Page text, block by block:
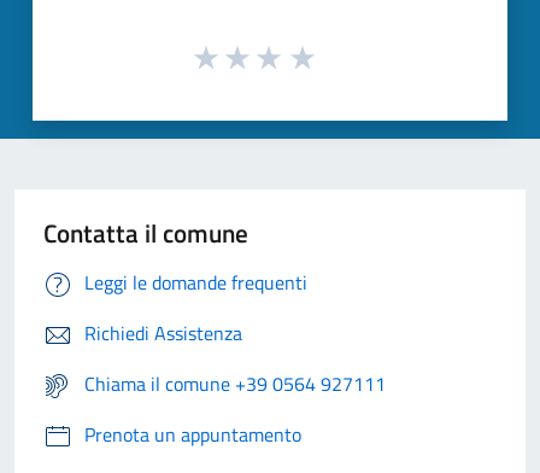
Contatta il comune
Leggi le domande frequenti
Richiedi Assistenza
Chiama il comune +39 0564 927111
Prenota un appuntamento